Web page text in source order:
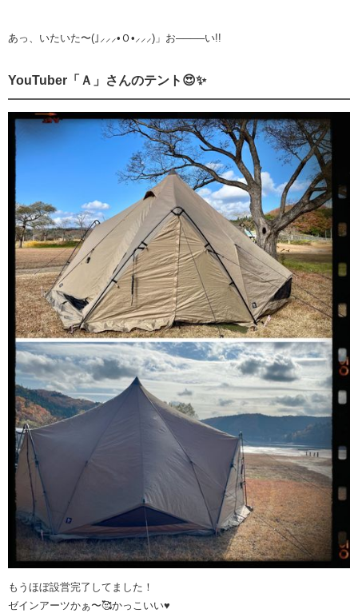
あっ、いたいた〜(｣⸝⸝⸝•Ｏ•⸝⸝⸝)」お────い!!
YouTuber「Ａ」さんのテント😍✨
もうほぼ設営完了してました！
ゼインアーツかぁ〜🥰かっこいい♥